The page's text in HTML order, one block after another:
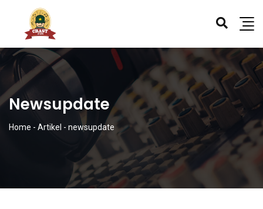
Newsupdate
Home - Artikel - newsupdate